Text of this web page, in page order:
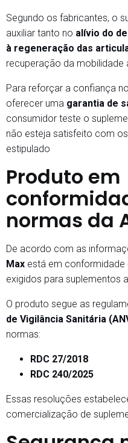
Segundo os fabricantes, o
auxiliar tanto no alívio do
à regeneração das
recuperação da
Para reforçar a confiança
oferecer uma garantia de
consumidor teste o
não esteja satisfeito com
estipulado
Produto em
normas da
De acordo com as
Max está em
exigidos para suplementos
O produto segue as
de Vigilância Sanitária
normas:
RDC 27/2018
RDC 240/2025
Essas resoluções
comercialização de